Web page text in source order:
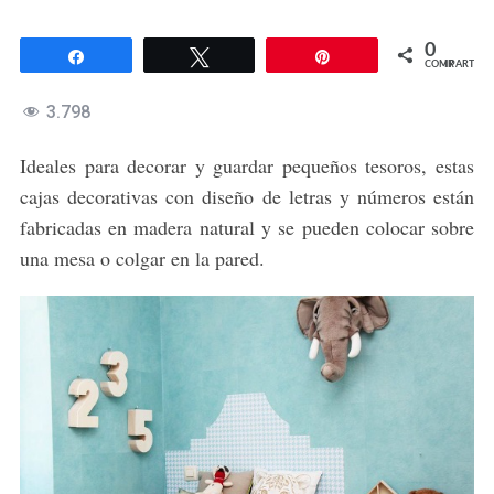
0
COMPARTIR
3.798
Ideales para decorar y guardar pequeños tesoros, estas
cajas decorativas con diseño de letras y números están
fabricadas en madera natural y se pueden colocar sobre
una mesa o colgar en la pared.